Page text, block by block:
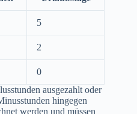
5
2
0
ausgezahlt oder
hingegen
werden und müssen